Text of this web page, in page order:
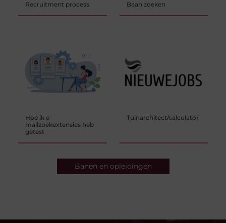
Recruitment process Baan zoeken
Hoe ik e-
mailzoekextensies heb
getest
Tuinarchitect/calculator
Banen en opleidingen